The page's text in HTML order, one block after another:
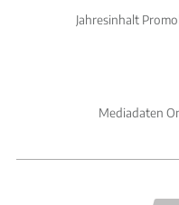
Jahresinhalt
Mediadaten